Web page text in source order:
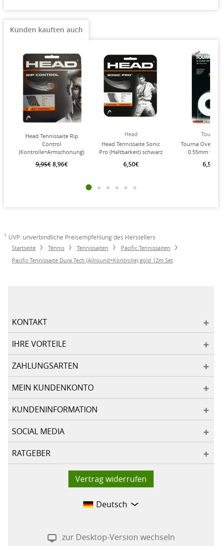
Kunden kauften auch
Head Tennissaite Rip
Control
(Kontrolle+Armschonung)
9,95€ 8,96€
Head
Head Tennissaite Sonic
Pro (Haltbarkeit) schwarz
6,50€
Tourna
Tourna
0.55mm
6,50€
1 UVP: unverbindliche Preisempfehlung des Herstellers
Startseite Tennis Tennissaiten
Pacific Tennissaiten
Pacific Tennissaite Dura Tech (Allround+Kontrolle) gold 12m Set
KONTAKT
IHRE VORTEILE
ZAHLUNGSARTEN
MEIN KUNDENKONTO
KUNDENINFORMATION
SOCIAL MEDIA
RATGEBER
Vertrag widerrufen
Deutsch
zur Desktop-Version wechseln